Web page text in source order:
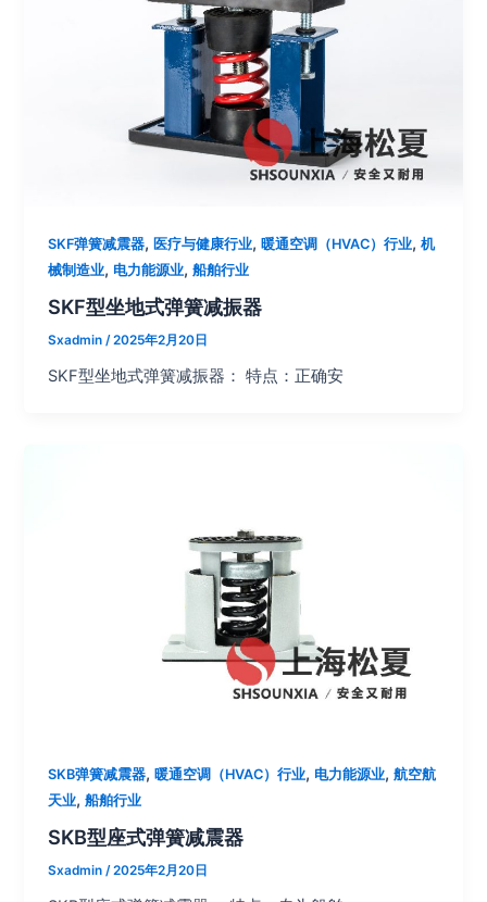
SKF弹簧减震器,医疗与健康行业,暖通空调（HVAC）行业,机
械制造业, 电力能源业,船舶行业
SKF型坐地式弹簧减振器
Sxadmin/2025年2月20日
SKF型坐地式弹簧减振器： 特点：正确安
SKB弹簧减震器,暖通空调（HVAC）行业, 电力能源业,航空航
天业,船舶行业
SKB型座式弹簧减震器
Sxadmin/2025年2月20日